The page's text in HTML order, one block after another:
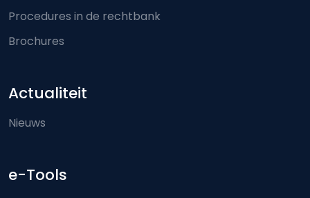
Procedures in de rechtbank
Brochures
Actualiteit
Nieuws
e-Tools